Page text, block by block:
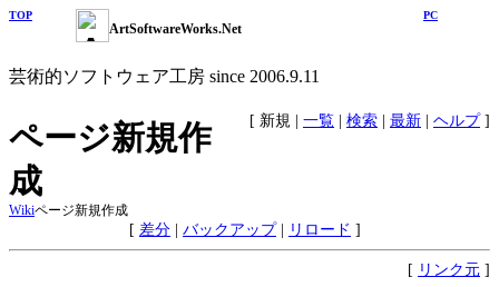
TOP PC
ArtSoftwareWorks.Net
芸術的ソフトウェア工房 since 2006.9.11
[ 新規 | 一覧 | 検索 | 最新 | ヘルプ]
ページ新規作
成
Wikiページ新規作成
[ 差分 | バックアップ| リロード ]
[ リンク元 ]